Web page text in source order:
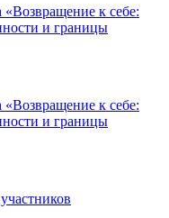
«Возвращение к себе:
и границы
«Возвращение к себе:
и границы